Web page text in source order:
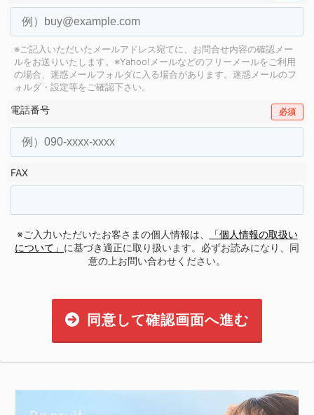
※ご記入いただいたメールアドレス宛てに、お問合せ内容の確認メー
ルをお送りいたします。 ※Yahoo!メールなどのフリーメールをご利用
の場合、迷惑メールフォルダに入る場合があります。 迷惑メールのフ
ォルダ・設定等をご確認下さい。
電話番号 必須
FAX
※ご入力いただいたお客さまの個人情報は、
「個人情報の取扱い
について」 に基づき適正に取り扱います。必ずお読みになり、同
意の上お問い合わせください。
同意して確認画面へ進む